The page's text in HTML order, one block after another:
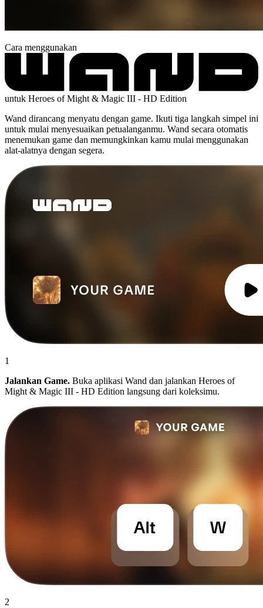
Cara menggunakan
untuk Heroes of Might & Magic III - HD Edition
Wand dirancang menyatu dengan game. Ikuti tiga langkah simpel ini
untuk mulai menyesuaikan petualanganmu. Wand secara otomatis
menemukan game dan memungkinkan kamu mulai menggunakan
alat-alatnya dengan segera.
1
Jalankan Game. Buka aplikasi Wand dan jalankan Heroes of
Might & Magic III - HD Edition langsung dari koleksimu.
2